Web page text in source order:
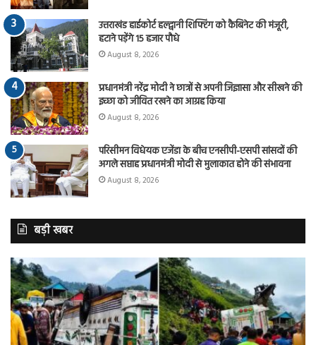
उत्तराखंड हाईकोर्ट हल्द्वानी शिफ्टिंग को कैबिनेट की मंजूरी,
हटाने पड़ेंगे 15 हजार पौधे
August 8, 2026
प्रधानमंत्री नरेंद्र मोदी ने छात्रों से अपनी जिज्ञासा और सीखने की
इच्छा को जीवित रखने का आग्रह किया
August 8, 2026
परिसीमन विधेयक एजेंडा के बीच एनसीपी-एसपी सांसदों की
अगले सप्ताह प्रधानमंत्री मोदी से मुलाकात होने की संभावना
August 8, 2026
बड़ी खबर